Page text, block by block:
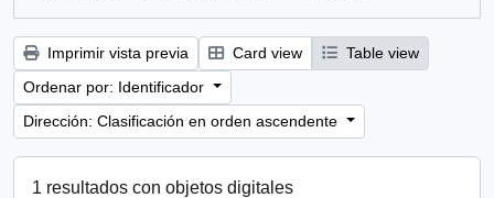
Imprimir vista previa Card view
Table view
Ordenar por: Identificador
Dirección: Clasificación en orden ascendente
1 resultados con objetos digitales